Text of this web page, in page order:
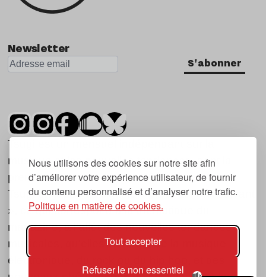
Nous utilisons des cookies sur notre site afin
d’améliorer votre expérience utilisateur, de fournir
du contenu personnalisé et d’analyser notre trafic.
Politique en matière de cookies.
Tout accepter
Refuser le non essentiel
Newsletter
S'abonner
Tsugi est un mensuel indépendant sur la
musique et les nouvelles tendances, dont la
première parution date de 2007.
Tsugi en japonais signifie « prochain », « suivant
», ce qui correspond à la thématique du
magazine, à l’affût des nouvelles tendances
musicales, qu’elles viennent de la musique
électronique, du rock ou du hip hop, et des